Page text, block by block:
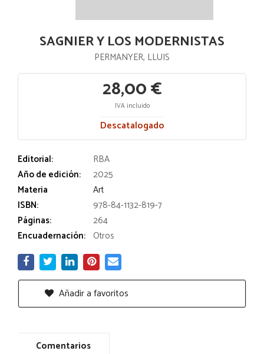
SAGNIER Y LOS MODERNISTAS
PERMANYER, LLUIS
28,00 €
IVA incluido
Descatalogado
Editorial:
RBA
Año de edición:
2025
Materia
Art
ISBN:
978-84-1132-819-7
Páginas:
264
Encuadernación: Otros
Añadir a favoritos
Comentarios